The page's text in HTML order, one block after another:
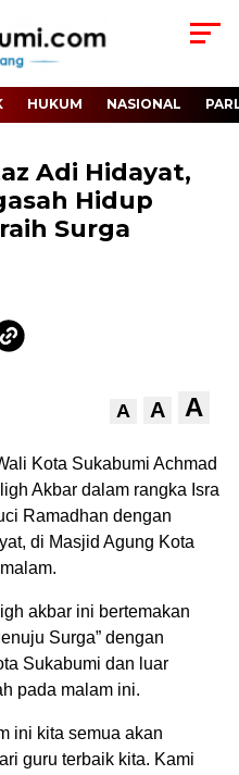
HUKUM NASIONAL
Adi Hidayat,
Hidup
Surga
A A A
Kota Sukabumi Achmad
Akbar dalam rangka Isra
Ramadhan dengan
di Masjid Agung Kota
akbar ini bertemakan
Surga” dengan
Sukabumi dan luar
pada malam ini.
ini kita semua akan
guru terbaik kita. Kami